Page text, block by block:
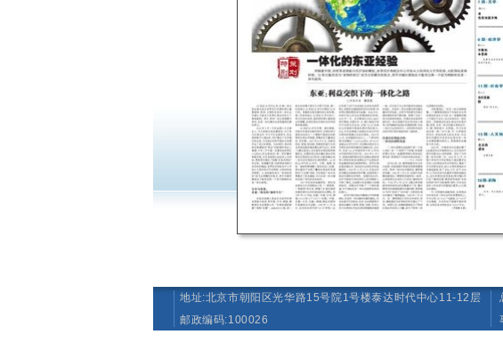
地址:北京市朝阳区光华路15号院1号楼泰达时代中心11-12层
邮政编码:100026